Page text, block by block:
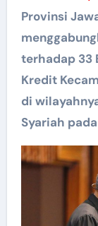
Provinsi
terhadap 33
Kredit
di
Syariah